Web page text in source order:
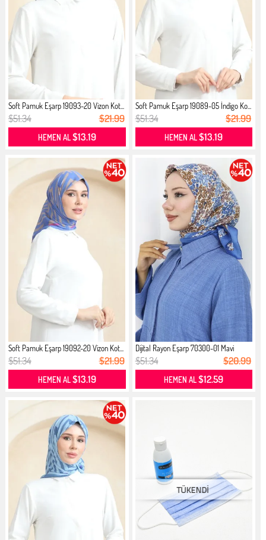
Soft Pamuk Eşarp 19093-20 Vizon Kot...
$51.34 $21.99
HEMEN AL$13.19
Soft Pamuk Eşarp 19089-05 İndigo Ko...
$51.34 $21.99
HEMEN AL$13.19
Soft Pamuk Eşarp 19092-20 Vizon Kot...
$51.34 $21.99
HEMEN AL$13.19
Dijital Rayon Eşarp 70300-01 Mavi
$51.34 $20.99
HEMEN AL$12.59